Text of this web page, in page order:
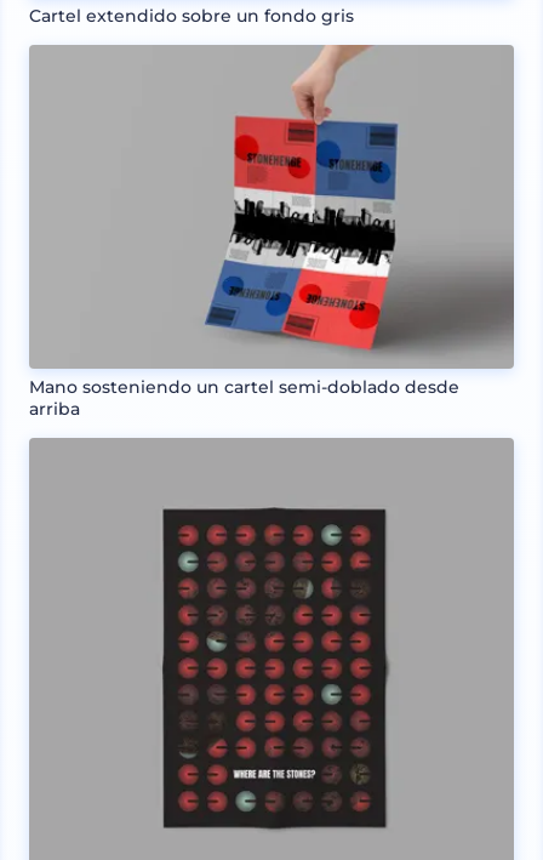
Cartel extendido sobre un fondo gris
Mano sosteniendo un cartel semi-doblado desde
arriba